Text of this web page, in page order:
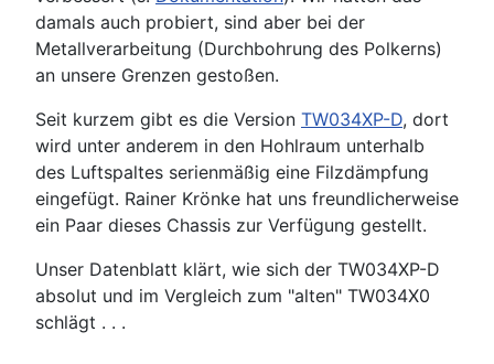
damals auch probiert, sind aber bei der
Metallverarbeitung (Durchbohrung des Polkerns)
an unsere Grenzen gestoßen.
Seit kurzem gibt es die Version TW034XP-D, dort
wird unter anderem in den Hohlraum unterhalb
des Luftspaltes serienmäßig eine Filzdämpfung
eingefügt. Rainer Krönke hat uns freundlicherweise
ein Paar dieses Chassis zur Verfügung gestellt.
Unser Datenblatt klärt, wie sich der TW034XP-D
absolut und im Vergleich zum "alten" TW034X0
schlägt . . .